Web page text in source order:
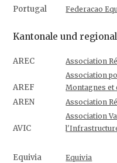
Portugal Federacao
Kantonale und
AREC Association
AREF
Association
Montagnes et
AREN Association
AVIC
Association
Equivia Equivia